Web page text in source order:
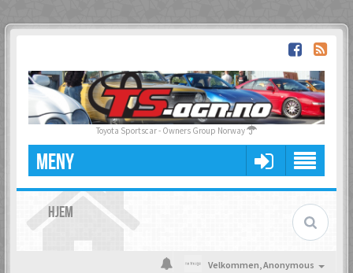
Toyota Sportscar - Owners Group Norway
MENY
HJEM
Velkommen,Anonymous